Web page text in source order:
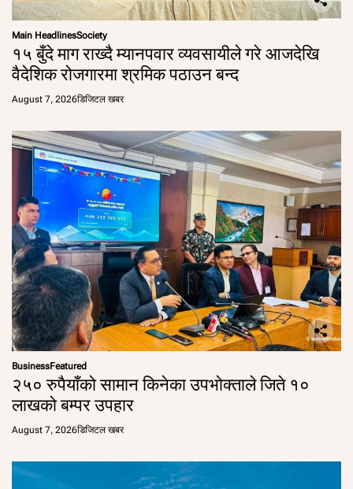
Main HeadlinesSociety
१५ बुँदे माग राख्दै म्यानपवार व्यवसायीले गरे आजदेखि
वैदेशिक रोजगारमा श्रमिक पठाउन बन्द
August 7, 2026डिजिटल खबर
BusinessFeatured
२५० रुपैयाँको सामान किनेका उपभोक्ताले जिते १०
लाखको बम्पर उपहार
August 7, 2026डिजिटल खबर